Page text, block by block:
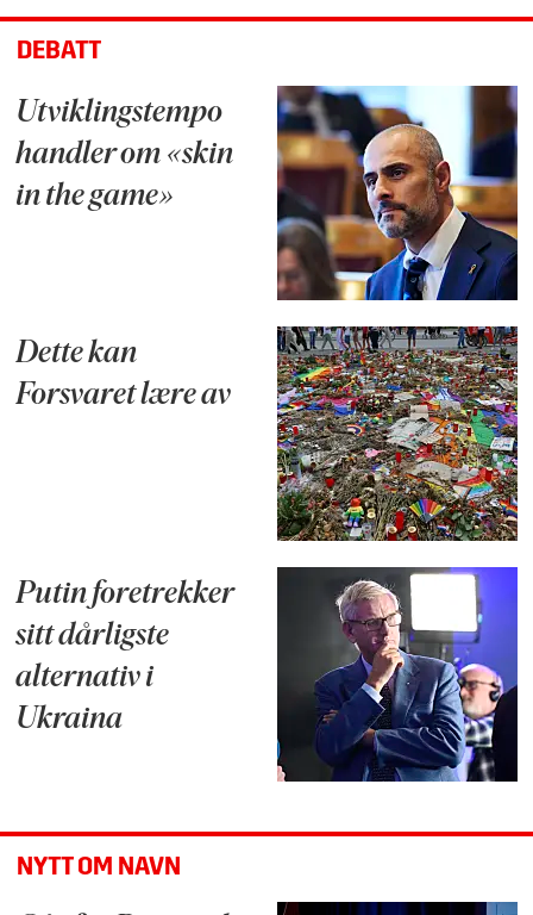
DEBATT
Utviklingstempo
handler om «skin
in the game»
Dette kan
Forsvaret lære av
Putin foretrekker
sitt dårligste
alternativ i
Ukraina
NYTT OM NAVN